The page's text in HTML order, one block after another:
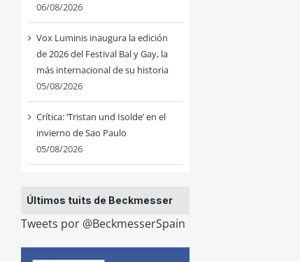
06/08/2026
Vox Luminis inaugura la edición
de 2026 del Festival Bal y Gay, la
más internacional de su historia
05/08/2026
Crítica: ‘Tristan und Isolde’ en el
invierno de Sao Paulo
05/08/2026
Últimos tuits de Beckmesser
Tweets por @BeckmesserSpain